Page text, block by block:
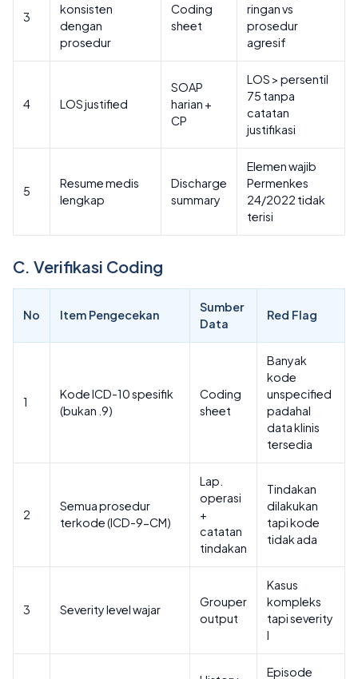
3
konsisten
dengan
prosedur
Coding
sheet
ringan vs
prosedur
agresif
4 LOS justified
SOAP
harian +
CP
LOS > persentil
75 tanpa
catatan
justifikasi
5
Resume medis
lengkap
Discharge
summary
Elemen wajib
Permenkes
24/2022 tidak
terisi
C. Verifikasi Coding
No Item Pengecekan
Sumber
Data
Red Flag
1
Kode ICD-10 spesifik
(bukan .9)
Coding
sheet
Banyak
kode
unspecified
padahal
data klinis
tersedia
2
Semua prosedur
terkode (ICD-9-CM)
Lap.
operasi
+
catatan
tindakan
Tindakan
dilakukan
tapi kode
tidak ada
3 Severity level wajar
Grouper
output
Kasus
kompleks
tapi severity
I
Episode